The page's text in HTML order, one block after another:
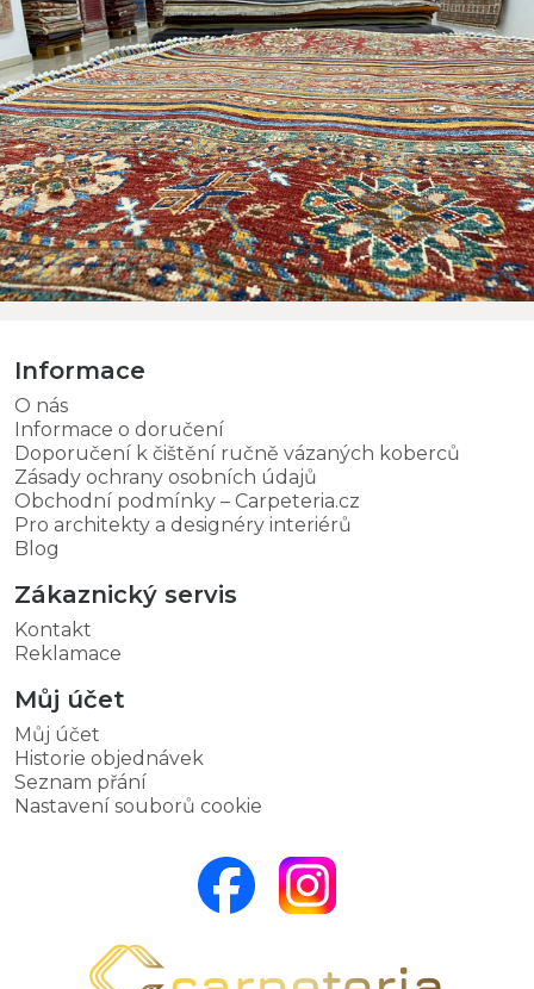
Informace
O nás
Informace o doručení
Doporučení k čištění ručně vázaných koberců
Zásady ochrany osobních údajů
Obchodní podmínky – Carpeteria.cz
Pro architekty a designéry interiérů
Blog
Zákaznický servis
Kontakt
Reklamace
Můj účet
Můj účet
Historie objednávek
Seznam přání
Nastavení souborů cookie